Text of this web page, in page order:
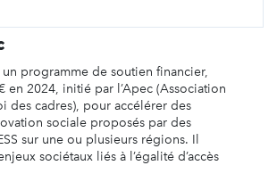
programme de soutien financier,
en 2024, initié par l’Apec (Association
des cadres), pour accélérer des
sociale proposés par des
sur une ou plusieurs régions. Il
sociétaux liés à l’égalité d’accès